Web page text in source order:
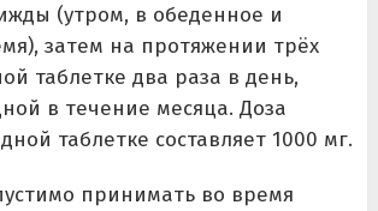
(утром, в обеденное и
затем на протяжении трёх
таблетке два раза в день,
в течение месяца. Доза
таблетке составляет 1000 мг.
принимать во время